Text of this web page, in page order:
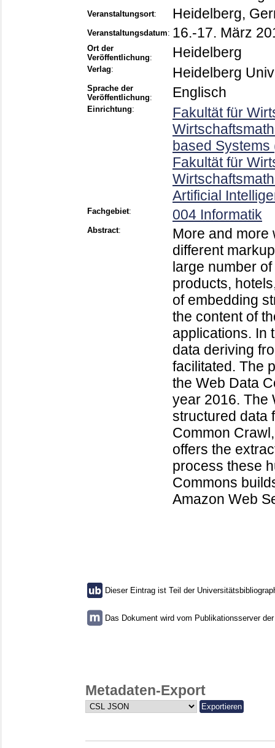
Veranstaltungsort: Heidelberg,
Veranstaltungsdatum: 16.-17. März
Ort der
Veröffentlichung: Heidelberg
Verlag: Heidelberg
Sprache der
Veröffentlichung: Englisch
Einrichtung:
Fakultät für
based
Fakultät für
Artificial
Fachgebiet: 004 Informatik
Abstract:
More and more
different
large number
products,
of embedding
the content of
applications. In
data deriving
facilitated. The
the Web Data
year 2016. The
structured data
Common
offers the
process these
Commons
Amazon Web
Dieser Eintrag ist Teil der
Das Dokument wird vom Publikationsserver
Metadaten-Export